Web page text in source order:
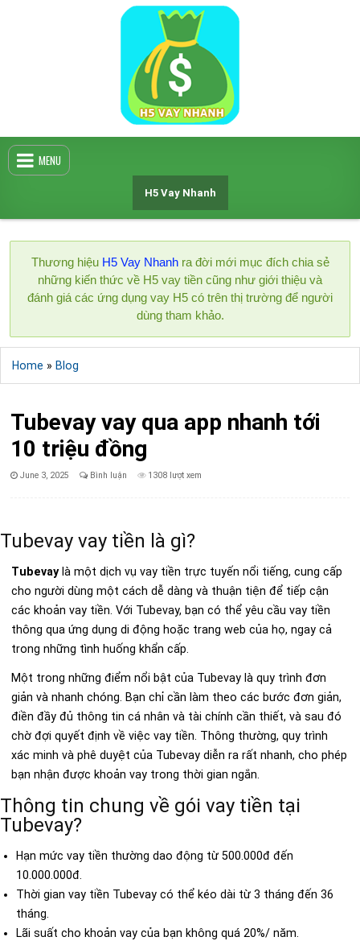
MENU
H5 Vay Nhanh
Thương hiệu H5 Vay Nhanhra đời mới mục đích chia sẻ
những kiến thức về H5 vay tiền cũng như giới thiệu và
đánh giá các ứng dụng vay H5 có trên thị trường để người
dùng tham khảo.
Home » Blog
Tubevay vay qua app nhanh tới
10 triệu đồng
Published
June 3, 2025 Bình luận 1308 lượt xem
Tubevay vay tiền là gì?
Tubevay là một dịch vụ vay tiền trực tuyến nổi tiếng, cung cấp
cho người dùng một cách dễ dàng và thuận tiện để tiếp cận
các khoản vay tiền. Với Tubevay, bạn có thể yêu cầu vay tiền
thông qua ứng dụng di động hoặc trang web của họ, ngay cả
trong những tình huống khẩn cấp.
Một trong những điểm nổi bật của Tubevay là quy trình đơn
giản và nhanh chóng. Bạn chỉ cần làm theo các bước đơn giản,
điền đầy đủ thông tin cá nhân và tài chính cần thiết, và sau đó
chờ đợi quyết định về việc vay tiền. Thông thường, quy trình
xác minh và phê duyệt của Tubevay diễn ra rất nhanh, cho phép
bạn nhận được khoản vay trong thời gian ngắn.
Thông tin chung về gói vay tiền tại
Tubevay?
Hạn mức vay tiền thường dao động từ 500.000đ đến
10.000.000đ.
Thời gian vay tiền Tubevay có thể kéo dài từ 3 tháng đến 36
tháng.
Lãi suất cho khoản vay của bạn không quá 20%/ năm.